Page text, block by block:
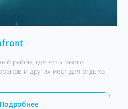
район, где есть много
и других мест для отдыха
Подробнее